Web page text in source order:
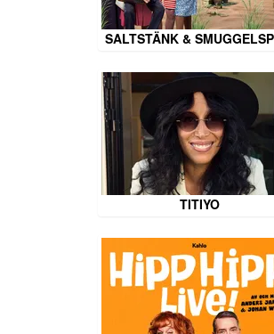
SALTSTÄNK &
TITIYO